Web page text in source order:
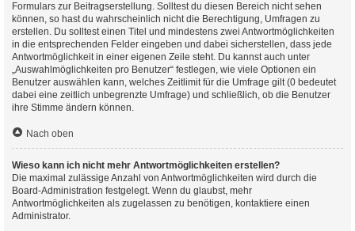
Formulars zur Beitragserstellung. Solltest du diesen Bereich nicht sehen
können, so hast du wahrscheinlich nicht die Berechtigung, Umfragen zu
erstellen. Du solltest einen Titel und mindestens zwei Antwortmöglichkeiten
in die entsprechenden Felder eingeben und dabei sicherstellen, dass jede
Antwortmöglichkeit in einer eigenen Zeile steht. Du kannst auch unter
„Auswahlmöglichkeiten pro Benutzer“ festlegen, wie viele Optionen ein
Benutzer auswählen kann, welches Zeitlimit für die Umfrage gilt (0 bedeutet
dabei eine zeitlich unbegrenzte Umfrage) und schließlich, ob die Benutzer
ihre Stimme ändern können.
Nach oben
Wieso kann ich nicht mehr Antwortmöglichkeiten erstellen?
Die maximal zulässige Anzahl von Antwortmöglichkeiten wird durch die
Board-Administration festgelegt. Wenn du glaubst, mehr
Antwortmöglichkeiten als zugelassen zu benötigen, kontaktiere einen
Administrator.